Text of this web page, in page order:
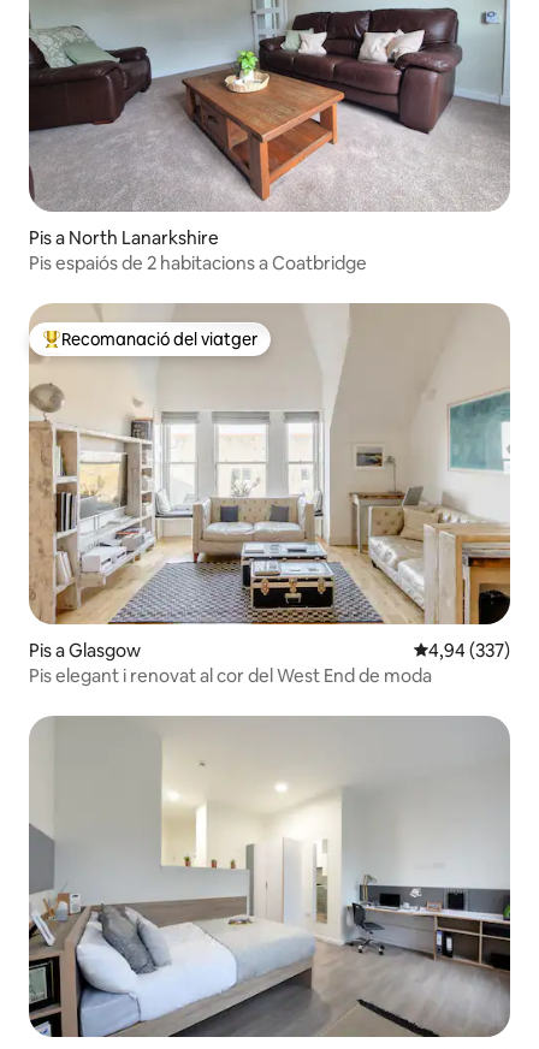
Pis a North Lanarkshire
Pis espaiós de 2 habitacions a Coatbridge
Principals recomanacions dels viatgers
Recomanació del viatger
Pis a Glasgow 4,94 de
4,94 (337)
Pis elegant i renovat al cor del West End de moda